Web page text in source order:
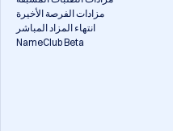
مزادات الفرصة الأخيرة
انتهاء المزاد المباشر
NameClub Beta